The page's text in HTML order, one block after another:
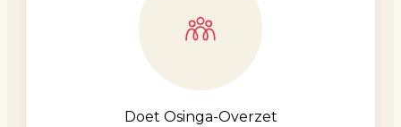
Doet Osinga-Overzet